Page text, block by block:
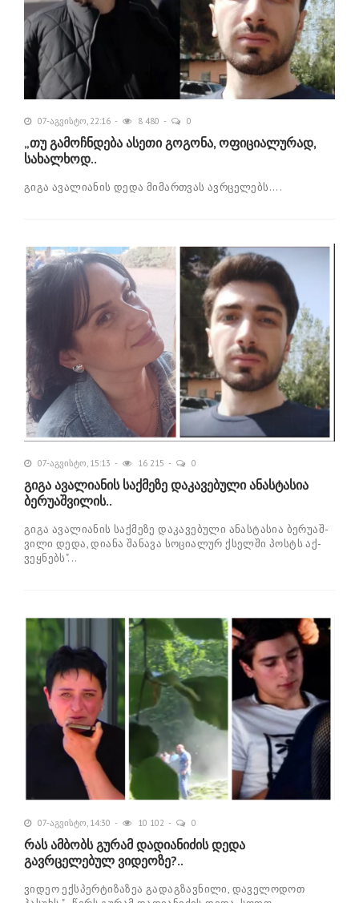
07-აგვისტო, 22:16 8 480 0
„თუ გამოჩნდება ასეთი გოგონა, ოფიციალურად,
სახალხოდ..
გიგა ავალიანის დედა მიმართვას ავრცელებს....
07-აგვისტო, 15:13 16 215 0
გიგა ავალიანის საქმეზე დაკავებული ანასტასია
ბერუაშვილის..
გიგა ავა­ლი­ა­ნის საქ­მე­ზე და­კა­ვე­ბუ­ლი ანას­ტა­სია ბე­რუ­აშ­
ვი­ლი დედა, დი­ა­ნა შა­ნა­ვა სო­ცი­ა­ლურ ქსელ­ში პოსტს აქ­
ვეყ­ნებს"...
07-აგვისტო, 14:30 10 102 0
რას ამბობს გურამ დადიანიძის დედა
გავრცელებულ ვიდეოზე?..
ვიდეო ექსპერტიზაზეა გადაგზავნილი, დაველოდოთ